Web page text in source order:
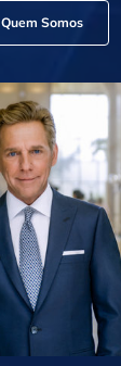
Quem Somos